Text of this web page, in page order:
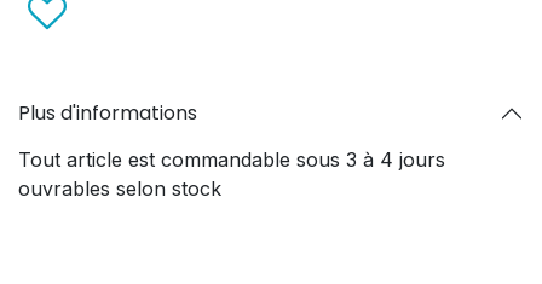
Plus d'informations
Tout article est commandable sous 3 à 4 jours
ouvrables selon stock